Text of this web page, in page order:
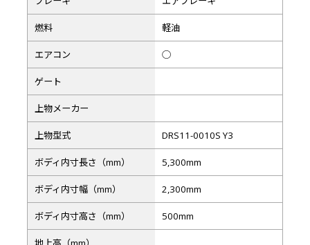
燃料 軽油
エアコン ◯
ゲート
上物メーカー
上物型式 DRS11-0010S Y3
ボディ内寸長さ（mm） 5,300mm
ボディ内寸幅（mm） 2,300mm
ボディ内寸高さ（mm） 500mm